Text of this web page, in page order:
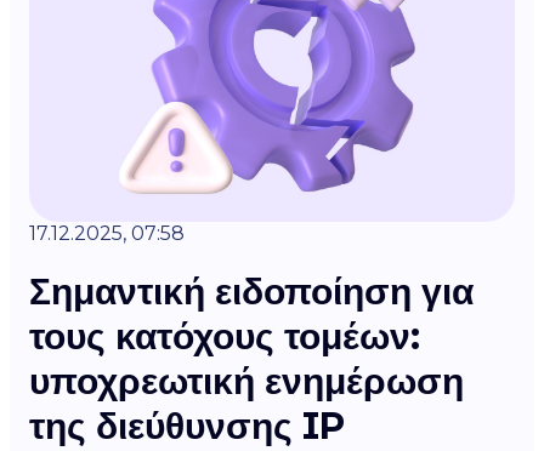
17.12.2025, 07:58
Σημαντική ειδοποίηση για
τους κατόχους τομέων:
υποχρεωτική ενημέρωση
της διεύθυνσης IP